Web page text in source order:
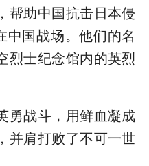
帮助中国抗击日本侵
中国战场。他们的名
烈士纪念馆内的英烈
勇战斗，用鲜血凝成
并肩打败了不可一世